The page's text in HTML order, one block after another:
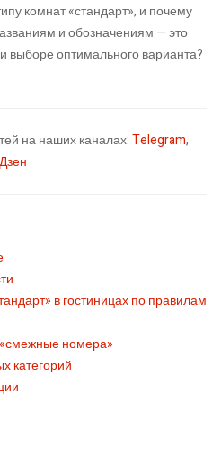
комнат «стандарт», и почему
и обозначениям — это
выборе оптимального варианта?
на наших каналах:Telegram,
Дзен
в гостиницах по правилам
номера»
категорий